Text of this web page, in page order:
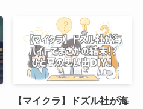
【マイクラ】ドズル社が海